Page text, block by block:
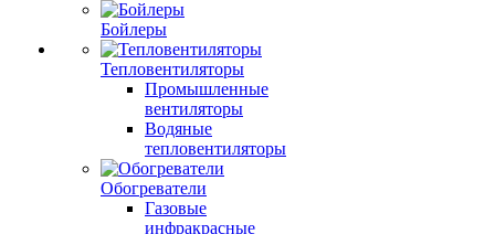
Бойлеры
Тепловентиляторы
Промышленные
вентиляторы
Водяные
тепловентиляторы
Обогреватели
Газовые
инфракрасные